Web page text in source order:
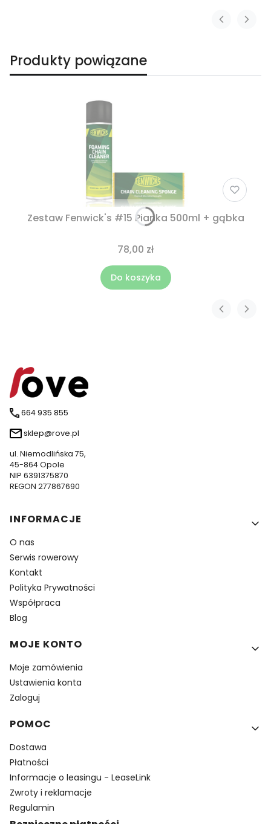
Produkty powiązane
Zestaw Fenwick's #15 Pianka 500ml + gąbka
78,00 zł
Do koszyka
664 935 855
sklep@rove.pl
ul. Niemodlińska 75,
45-864 Opole
NIP 6391375870
REGON 277867690
Linki w stopce
INFORMACJE
O nas
Serwis rowerowy
Kontakt
Polityka Prywatności
Współpraca
Blog
MOJE KONTO
Moje zamówienia
Ustawienia konta
Zaloguj
POMOC
Dostawa
Płatności
Informacje o leasingu - LeaseLink
Zwroty i reklamacje
Regulamin